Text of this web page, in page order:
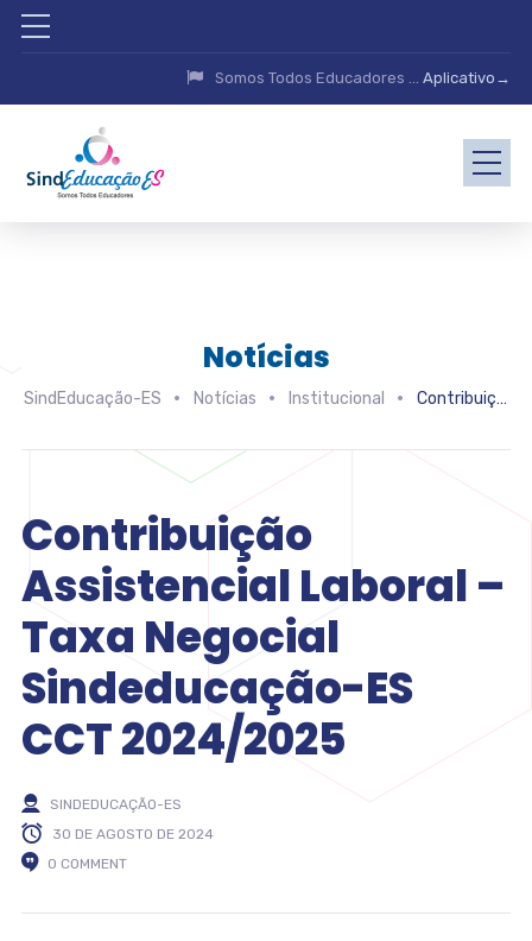
Somos Todos Educadores ...Aplicativo→
Notícias
SindEducação-ES Notícias Institucional Contribuição Assistencial Laboral – Taxa Negocial Sindeducação-ES CCT 2024/2025
Contribuição
Assistencial Laboral –
Taxa Negocial
Sindeducação-ES
CCT 2024/2025
SINDEDUCAÇÃO-ES
30 DE AGOSTO DE 2024
0 COMMENT